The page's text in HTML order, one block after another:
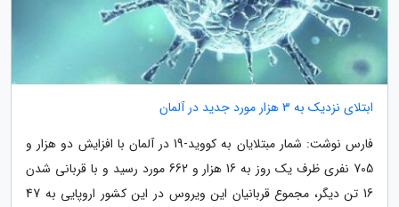
ابتلای نزدیک به 3 هزار مورد جدید در آلمان
فارس نوشت: شمار مبتلایان به کووید-19 در آلمان با افزایش دو هزار و
705 نفری ظرف یک روز به 16 هزار و 662 مورد رسید و با قربانی شدن
16 تن دیگر، مجموع قربانیان این ویروس در این کشور اروپایی به 47